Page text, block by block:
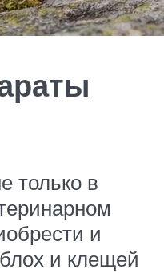
только в
и
и клещей